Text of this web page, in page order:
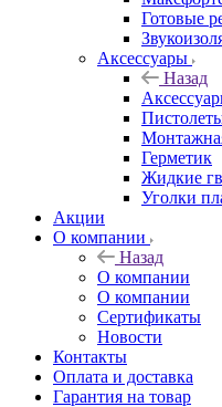
Готовые
Аксессуары
Назад
Герметик
Жидкие
Уголки
Акции
О компании
Назад
О компании
О компании
Сертификаты
Новости
Контакты
Оплата и доставка
Гарантия на товар